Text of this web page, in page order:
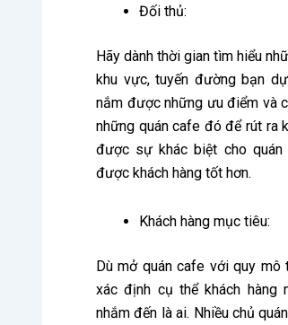
Đối thủ:
Hãy dành thời gian tìm hiểu
khu vực, tuyến đường bạn
nắm được những ưu điểm và
những quán cafe đó để rút ra
được sự khác biệt cho quán
được khách hàng tốt hơn.
Khách hàng mục tiêu:
Dù mở quán cafe với quy mô
xác định cụ thể khách hàng
nhắm đến là ai. Nhiều chủ